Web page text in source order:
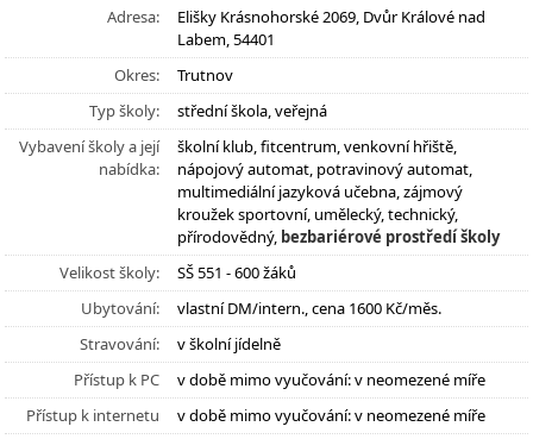
Adresa:
Elišky Krásnohorské 2069, Dvůr Králové nad
Labem, 54401
Okres:
Trutnov
Typ školy:
střední škola, veřejná
Vybavení školy a její
nabídka:
školní klub, fitcentrum, venkovní hřiště,
nápojový automat, potravinový automat,
multimediální jazyková učebna, zájmový
kroužek sportovní, umělecký, technický,
přírodovědný, bezbariérové prostředí školy
Velikost školy:
SŠ 551 - 600 žáků
Ubytování:
vlastní DM/intern., cena 1600 Kč/měs.
Stravování:
v školní jídelně
Přístup k PC
v době mimo vyučování: v neomezené míře
Přístup k internetu
v době mimo vyučování: v neomezené míře